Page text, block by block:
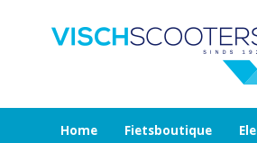
Home Fietsboutique